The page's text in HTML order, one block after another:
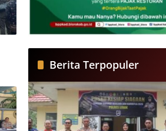
Berita Terpopuler